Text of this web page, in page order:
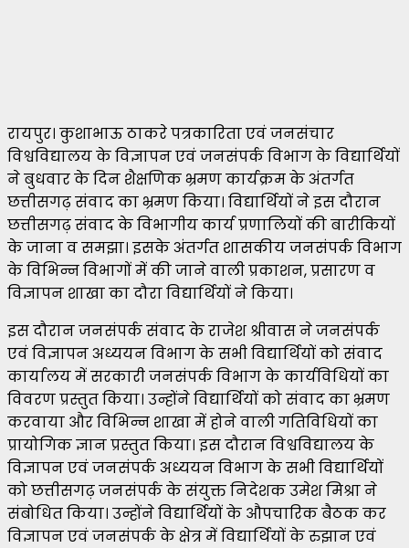
रायपुर। कुशाभाऊ ठाकरे पत्रकारिता एवं जनसंचार
विश्वविद्यालय के विज्ञापन एवं जनसंपर्क विभाग के विद्यार्थियों
ने बुधवार के दिन शैक्षणिक भ्रमण कार्यक्रम के अंतर्गत
छत्तीसगढ़ संवाद का भ्रमण किया। विद्यार्थियों ने इस दौरान
छत्तीसगढ़ संवाद के विभागीय कार्य प्रणालियों की बारीकियों
के जाना व समझा। इसके अंतर्गत शासकीय जनसंपर्क विभाग
के विभिन्न विभागों में की जाने वाली प्रकाशन, प्रसारण व
विज्ञापन शाखा का दौरा विद्यार्थियों ने किया।
इस दौरान जनसंपर्क संवाद के राजेश श्रीवास ने जनसंपर्क
एवं विज्ञापन अध्ययन विभाग के सभी विद्यार्थियों को संवाद
कार्यालय में सरकारी जनसंपर्क विभाग के कार्यविधियों का
विवरण प्रस्तुत किया। उन्होंने विद्यार्थियों को संवाद का भ्रमण
करवाया और विभिन्न शाखा में होने वाली गतिविधियों का
प्रायोगिक ज्ञान प्रस्तुत किया। इस दौरान विश्वविद्यालय के
विज्ञापन एवं जनसंपर्क अध्ययन विभाग के सभी विद्यार्थियों
को छत्तीसगढ़ जनसंपर्क के संयुक्त निदेशक उमेश मिश्रा ने
संबोधित किया। उन्होंने विद्यार्थियों के औपचारिक बैठक कर
विज्ञापन एवं जनसंपर्क के क्षेत्र में विद्यार्थियों के रुझान एवं